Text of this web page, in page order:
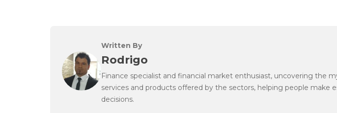
Written By
Rodrigo
Finance specialist and financial market enthusiast, uncovering the
services and products offered by the sectors, helping people make
decisions.